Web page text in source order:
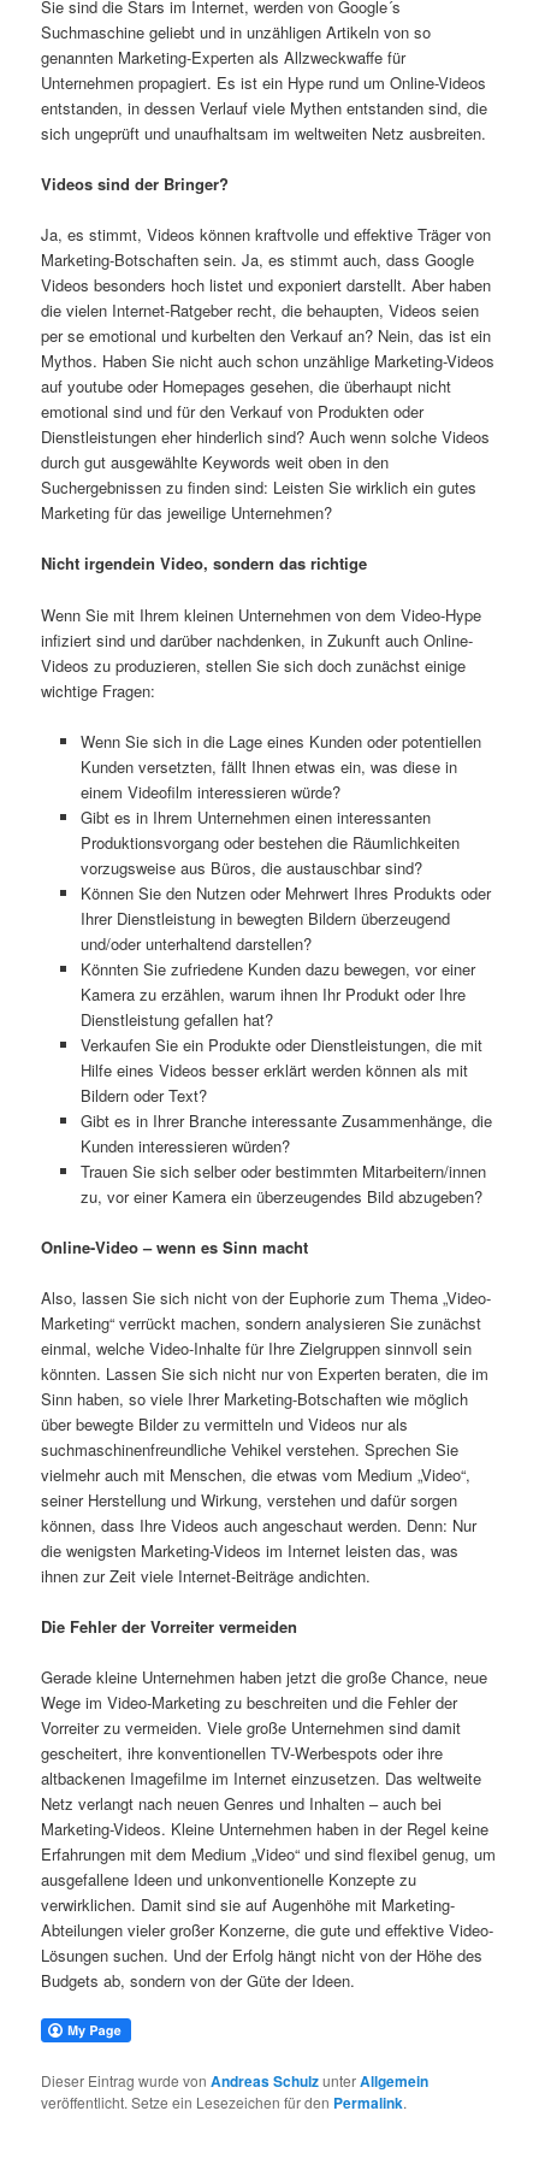
Sie sind die Stars im Internet, werden von Google´s
Suchmaschine geliebt und in unzähligen Artikeln von so
genannten Marketing-Experten als Allzweckwaffe für
Unternehmen propagiert. Es ist ein Hype rund um Online-Videos
entstanden, in dessen Verlauf viele Mythen entstanden sind, die
sich ungeprüft und unaufhaltsam im weltweiten Netz ausbreiten.
Videos sind der Bringer?
Ja, es stimmt, Videos können kraftvolle und effektive Träger von
Marketing-Botschaften sein. Ja, es stimmt auch, dass Google
Videos besonders hoch listet und exponiert darstellt. Aber haben
die vielen Internet-Ratgeber recht, die behaupten, Videos seien
per se emotional und kurbelten den Verkauf an? Nein, das ist ein
Mythos. Haben Sie nicht auch schon unzählige Marketing-Videos
auf youtube oder Homepages gesehen, die überhaupt nicht
emotional sind und für den Verkauf von Produkten oder
Dienstleistungen eher hinderlich sind? Auch wenn solche Videos
durch gut ausgewählte Keywords weit oben in den
Suchergebnissen zu finden sind: Leisten Sie wirklich ein gutes
Marketing für das jeweilige Unternehmen?
Nicht irgendein Video, sondern das richtige
Wenn Sie mit Ihrem kleinen Unternehmen von dem Video-Hype
infiziert sind und darüber nachdenken, in Zukunft auch Online-
Videos zu produzieren, stellen Sie sich doch zunächst einige
wichtige Fragen:
Wenn Sie sich in die Lage eines Kunden oder potentiellen
Kunden versetzten, fällt Ihnen etwas ein, was diese in
einem Videofilm interessieren würde?
Gibt es in Ihrem Unternehmen einen interessanten
Produktionsvorgang oder bestehen die Räumlichkeiten
vorzugsweise aus Büros, die austauschbar sind?
Können Sie den Nutzen oder Mehrwert Ihres Produkts oder
Ihrer Dienstleistung in bewegten Bildern überzeugend
und/oder unterhaltend darstellen?
Könnten Sie zufriedene Kunden dazu bewegen, vor einer
Kamera zu erzählen, warum ihnen Ihr Produkt oder Ihre
Dienstleistung gefallen hat?
Verkaufen Sie ein Produkte oder Dienstleistungen, die mit
Hilfe eines Videos besser erklärt werden können als mit
Bildern oder Text?
Gibt es in Ihrer Branche interessante Zusammenhänge, die
Kunden interessieren würden?
Trauen Sie sich selber oder bestimmten Mitarbeitern/innen
zu, vor einer Kamera ein überzeugendes Bild abzugeben?
Online-Video – wenn es Sinn macht
Also, lassen Sie sich nicht von der Euphorie zum Thema „Video-
Marketing“ verrückt machen, sondern analysieren Sie zunächst
einmal, welche Video-Inhalte für Ihre Zielgruppen sinnvoll sein
könnten. Lassen Sie sich nicht nur von Experten beraten, die im
Sinn haben, so viele Ihrer Marketing-Botschaften wie möglich
über bewegte Bilder zu vermitteln und Videos nur als
suchmaschinenfreundliche Vehikel verstehen. Sprechen Sie
vielmehr auch mit Menschen, die etwas vom Medium „Video“,
seiner Herstellung und Wirkung, verstehen und dafür sorgen
können, dass Ihre Videos auch angeschaut werden. Denn: Nur
die wenigsten Marketing-Videos im Internet leisten das, was
ihnen zur Zeit viele Internet-Beiträge andichten.
Die Fehler der Vorreiter vermeiden
Gerade kleine Unternehmen haben jetzt die große Chance, neue
Wege im Video-Marketing zu beschreiten und die Fehler der
Vorreiter zu vermeiden. Viele große Unternehmen sind damit
gescheitert, ihre konventionellen TV-Werbespots oder ihre
altbackenen Imagefilme im Internet einzusetzen. Das weltweite
Netz verlangt nach neuen Genres und Inhalten – auch bei
Marketing-Videos. Kleine Unternehmen haben in der Regel keine
Erfahrungen mit dem Medium „Video“ und sind flexibel genug, um
ausgefallene Ideen und unkonventionelle Konzepte zu
verwirklichen. Damit sind sie auf Augenhöhe mit Marketing-
Abteilungen vieler großer Konzerne, die gute und effektive Video-
Lösungen suchen. Und der Erfolg hängt nicht von der Höhe des
Budgets ab, sondern von der Güte der Ideen.
Dieser Eintrag wurde vonAndreas SchulzunterAllgemein
veröffentlicht. Setze ein Lesezeichen für den Permalink.